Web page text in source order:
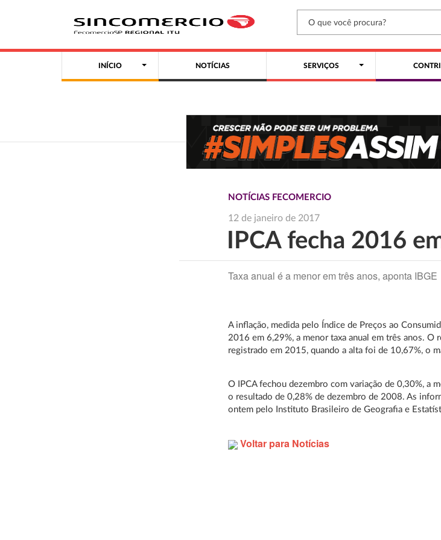
INÍCIO NOTÍCIAS SERVIÇOS
NOTÍCIAS FECOMERCIO
12 de janeiro de 2017
IPCA fecha 2016
Taxa anual é a menor em três anos, aponta IBGE
A inflação, medida pelo Índice de Preços ao
2016 em 6,29%, a menor taxa anual em três anos. O
registrado em 2015, quando a alta foi de 10,67%, o
O IPCA fechou dezembro com variação de 0,30%, a
o resultado de 0,28% de dezembro de 2008. As
ontem pelo Instituto Brasileiro de Geografia e
Voltar para Notícias